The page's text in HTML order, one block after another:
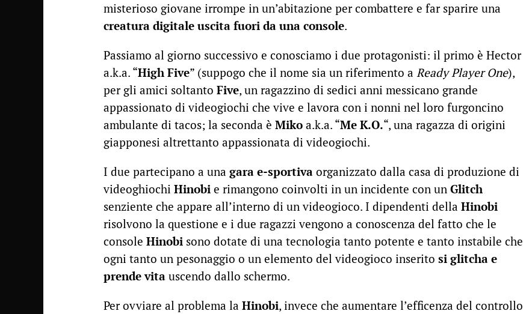
misterioso giovane irrompe in un’abitazione per combattere e far sparire una
creatura digitale uscita fuori da una console.
Passiamo al giorno successivo e conosciamo i due protagonisti: il primo è Hector
a.k.a. “High Five” (suppogo che il nome sia un riferimento a Ready Player One),
per gli amici soltanto Five, un ragazzino di sedici anni messicano grande
appassionato di videogiochi che vive e lavora con i nonni nel loro furgoncino
ambulante di tacos; la seconda è Miko a.k.a. “Me K.O.“, una ragazza di origini
giapponesi altrettanto appassionata di videogiochi.
I due partecipano a una gara e-sportiva organizzato dalla casa di produzione di
videoghiochi Hinobi e rimangono coinvolti in un incidente con un Glitch
senziente che appare all’interno di un videogioco. I dipendenti della Hinobi
risolvono la questione e i due ragazzi vengono a conoscenza del fatto che le
console Hinobi sono dotate di una tecnologia tanto potente e tanto instabile che
ogni tanto un pesonaggio o un elemento del videogioco inserito si glitcha e
prende vita uscendo dallo schermo.
Per ovviare al problema la Hinobi, invece che aumentare l’efficenza del controllo